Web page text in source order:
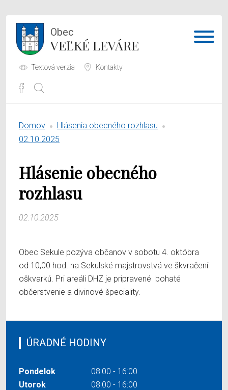
Obec
VEĽKÉ LEVÁRE
Textová verzia Kontakty
Samospráva
Domov
Hlásenia obecného rozhlasu
02.10.2025
Hlásenie obecného
rozhlasu
02.10.2025
Obec Sekule pozýva občanov v sobotu 4. októbra
od 10,00 hod. na Sekulské majstrovstvá ve škvračení
oškvarkú. Pri areáli DHZ je pripravené bohaté
občerstvenie a divinové špeciality.
ÚRADNÉ HODINY
Pondelok
08:00 - 16:00
Utorok
08:00 - 16:00